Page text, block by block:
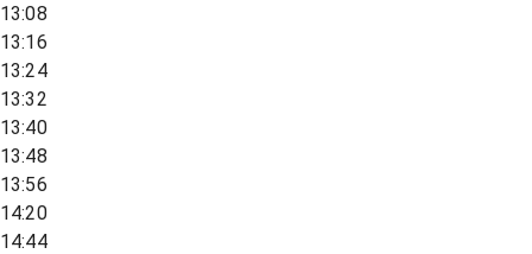
13:08
13:16
13:24
13:32
13:40
13:48
13:56
14:20
14:44